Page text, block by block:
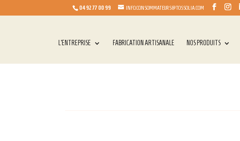
04 92 77 00 99 INFO.CONSOMMATEURS@TOSSOLIA.COM
L’ENTREPRISE FABRICATION ARTISANALE NOS PRODUITS